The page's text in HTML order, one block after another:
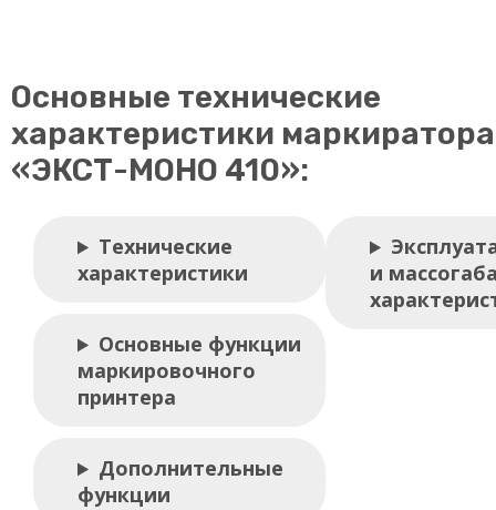
Основные технические
характеристики маркиратора
«ЭКСТ-МОНО 410»:
Технические
характеристики
Основные функции
маркировочного
принтера
Дополнительные
функции
и